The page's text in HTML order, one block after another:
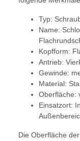
Typ:
Name:
Kopfform:
Antrieb:
Gewinde:
Material:
Oberfläche:
Einsatzort:
Die Oberfläche